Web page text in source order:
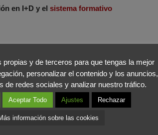
en I+D y el sistema formativo
puso de manifiesto que las
porquela población está
Barrabés, fundador de
no solo a la Universidad, sino
empleados.
propias y de terceros para que tengas la mejor
personalizar el contenido y los anuncios,
de redes sociales y analizar nuestro tráfico.
Aceptar Todo Ajustes Rechazar
información sobre las cookies